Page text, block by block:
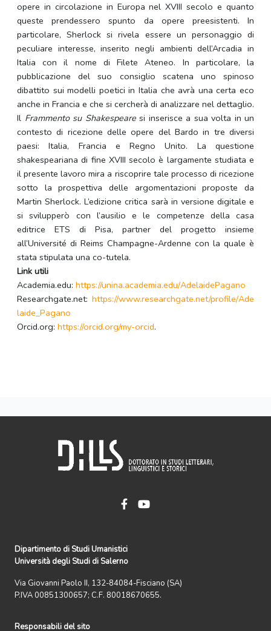
opere in circolazione in Europa nel XVIII secolo e quanto
queste prendessero spunto da opere preesistenti. In
particolare, Sherlock si rivela essere un personaggio di
peculiare interesse, inserito negli ambienti dell’Arcadia in
Italia con il nome di Filete Ateneo. In particolare, la
pubblicazione del suo consiglio scatena uno spinoso
dibattito sui modelli poetici in Italia che avrà una certa eco
anche in Francia e che si cercherà di analizzare nel dettaglio.
Il Frammento su Shakespearesi inserisce a sua volta in un
contesto di ricezione delle opere del Bardo in tre diversi
paesi: Italia, Francia e Regno Unito. La questione
shakespeariana di fine XVIII secolo è largamente studiata e
il presente lavoro mira a riscoprire tale processo di ricezione
sotto la prospettiva delle argomentazioni proposte da
Martin Sherlock. L’edizione critica sarà in versione digitale e
si svilupperò con l’ausilio e le competenze della casa
editrice ETS di Pisa, partner del progetto insieme
all’Université di Reims Champagne-Ardenne con la quale è
stata stipulata una co-tutela.
Link utili
Academia.edu: https://unina.academia.edu/AdelaidePagano
Researchgate.net: https://www.researchgate.net/profile/Ade
laide_Pagano
Orcid.org: https://orcid.org/my-orcid.
Dipartimento di Studi Umanistici
Università degli Studi di Salerno
Via Giovanni Paolo II, 132-84084-Fisciano (SA)
P.IVA 00851300657; C.F. 80018670655.
Responsabili del sito